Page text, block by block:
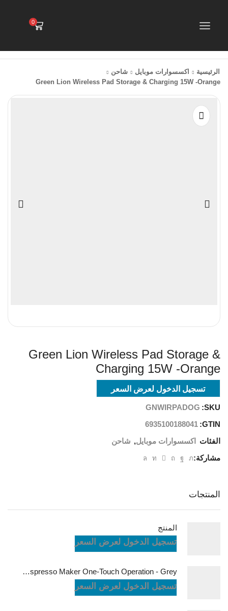
0
الرئيسية اكسسوارات موبايل
شاحن
Green Lion Wireless Pad Storage & Charging 15W -Orange
Green Lion Wireless Pad Storage &
Charging 15W -Orange
تسجيل الدخول لعرض السعر
SKU:
GNWIRPADOG
GTIN:
6935100188041
الفئات اكسسوارات موبايل, شاحن
مشاركة:
المنتجات
المنتج
تسجيل الدخول لعرض السعر
LePresso Brewjet Portable Espresso Maker One-Touch Operation - Grey
تسجيل الدخول لعرض السعر